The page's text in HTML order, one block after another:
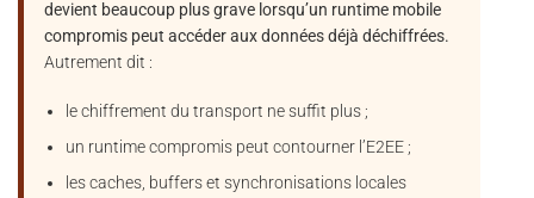
devient beaucoup plus grave lorsqu’un runtime mobile
compromis peut accéder aux données déjà déchiffrées.
Autrement dit :
le chiffrement du transport ne suffit plus ;
un runtime compromis peut contourner l’E2EE ;
les caches, buffers et synchronisations locales